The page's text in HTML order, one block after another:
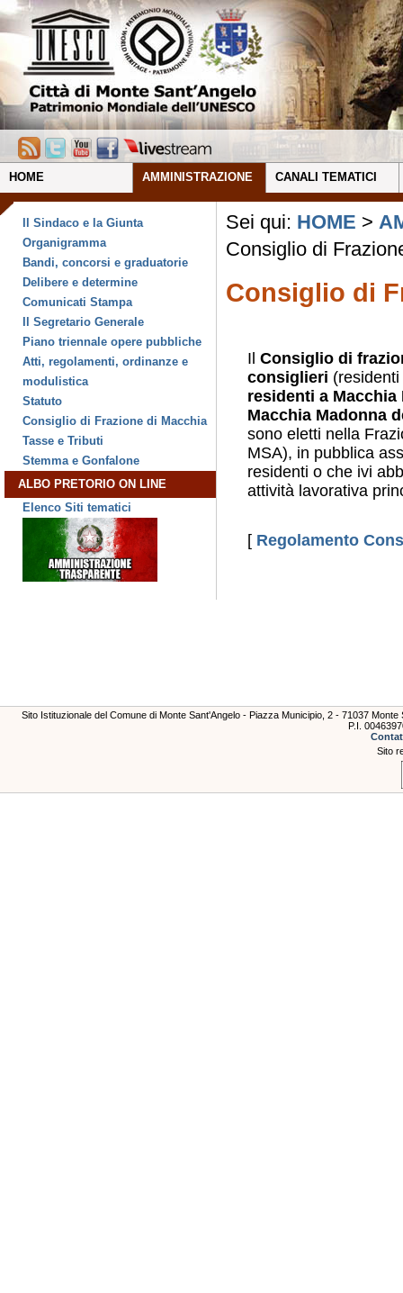
HOME AMMINISTRAZIONE CANALI TEMATICI
Il Sindaco e la Giunta
Organigramma
Bandi, concorsi e graduatorie
Delibere e determine
Comunicati Stampa
Il Segretario Generale
Piano triennale opere pubbliche
Atti, regolamenti, ordinanze e
modulistica
Statuto
Consiglio di Frazione di Macchia
Tasse e Tributi
Stemma e Gonfalone
ALBO PRETORIO ON LINE
Elenco Siti tematici
Sei qui: HOME >
Consiglio di
Consiglio di
Il Consiglio di
consiglieri
residenti a
Macchia Madonna
sono eletti nella
MSA), in pubblica
residenti o che ivi
attività lavorativa
[ Regolamento
Sito Istituzionale del Comune di Monte Sant'Angelo - Piazza Municipio, 2 - 71037
P.I.
Sito